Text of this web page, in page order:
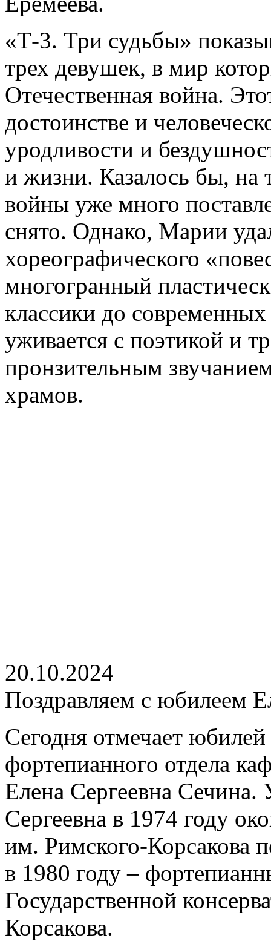
«Т-3. Три судьбы»
трех девушек, в мир
Отечественная война.
достоинстве и
уродливости и
и жизни. Казалось бы, на
войны уже много
снято. Однако, Марии
хореографического
многогранный
классики до
уживается с поэтикой и
пронзительным
храмов.
20.10.2024
Поздравляем с юбилеем
Сегодня отмечает
фортепианного отдела
Елена Сергеевна
Сергеевна в 1974 году о
им. Римского-Корсакова
в 1980 году –
Государственной
Корсакова.